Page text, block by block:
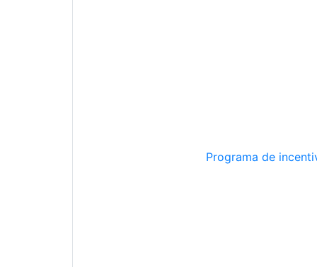
Programa de